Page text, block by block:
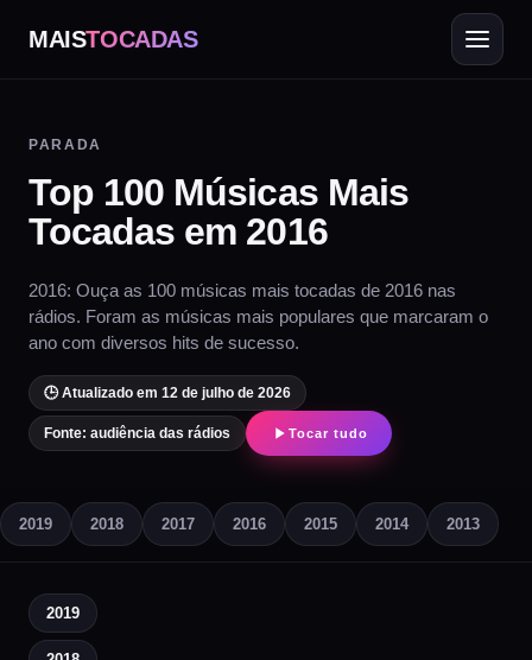
MAISTOCADAS
PARADA
Top 100 Músicas Mais
Tocadas em 2016
2016: Ouça as 100 músicas mais tocadas de 2016 nas
rádios. Foram as músicas mais populares que marcaram o
ano com diversos hits de sucesso.
🕒 Atualizado em 12 de julho de 2026
Fonte: audiência das rádios Tocar tudo
2019 2018 2017 2016 2015 2014 2013
2019